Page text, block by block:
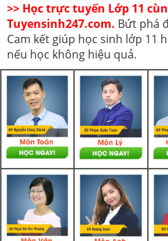
>> Học trực tuyến Lớp 11
Tuyensinh247.com. Bứt phá
Cam kết giúp học sinh lớp 11
nếu học không hiệu quả.